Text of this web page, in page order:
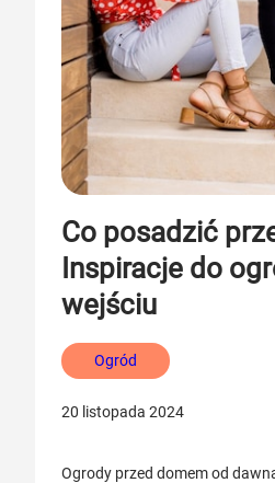
Co posadzić
Inspiracje do
wejściu
Ogród
20 listopada 2024
Ogrody przed domem od